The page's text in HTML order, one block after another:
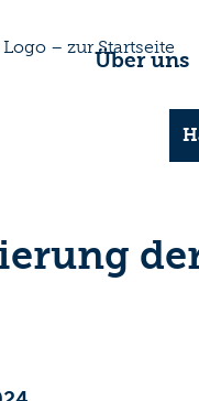
Über uns